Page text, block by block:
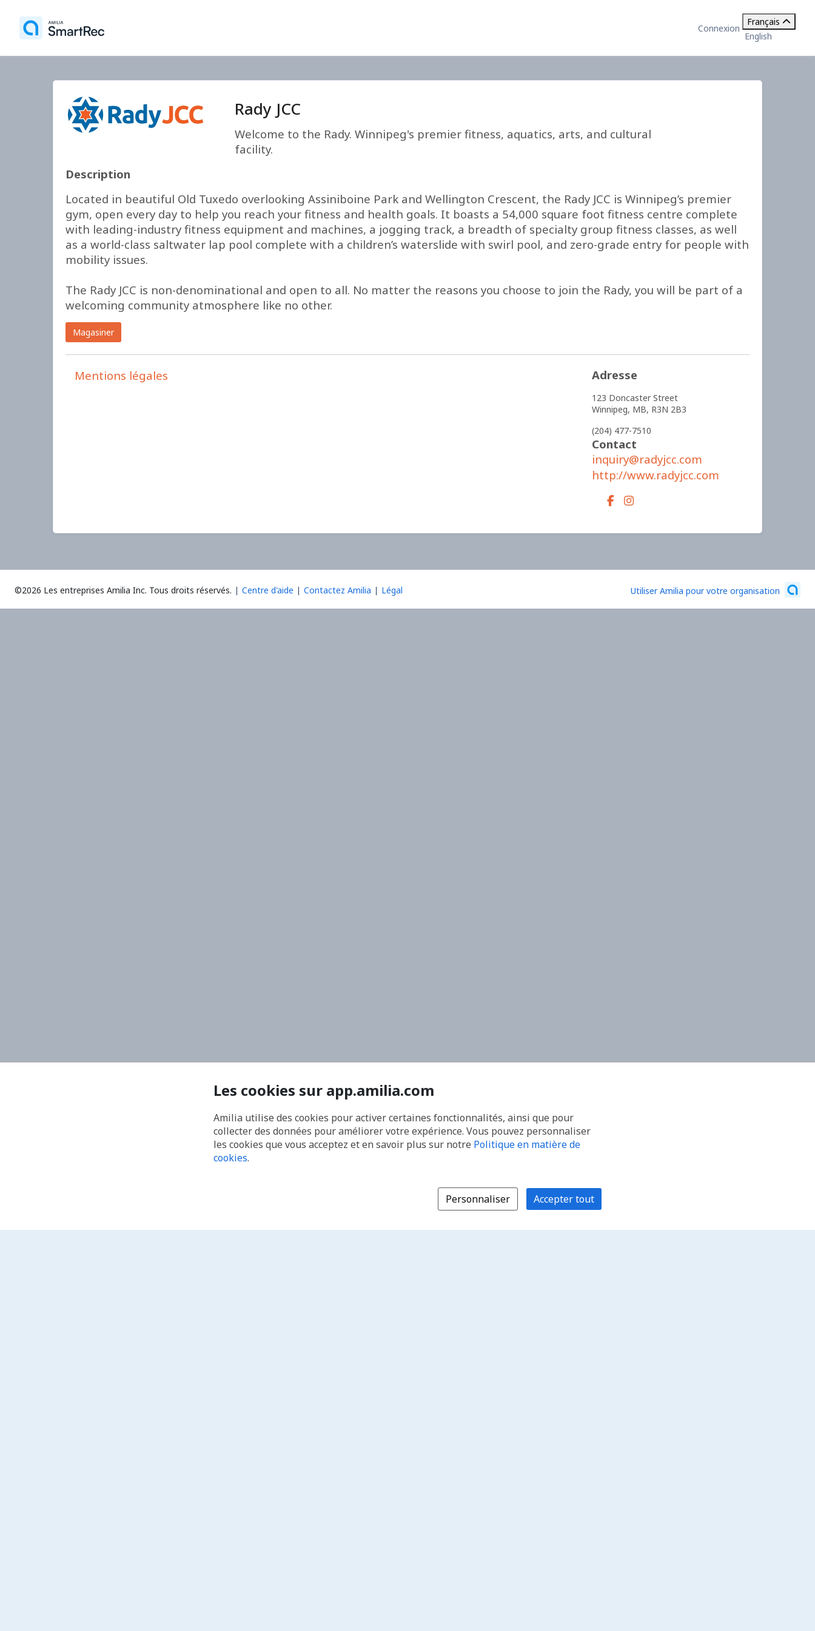
Connexion
Français
English
Rady JCC
Welcome to the Rady. Winnipeg's premier fitness, aquatics, arts, and cultural
facility.
Description
Located in beautiful Old Tuxedo overlooking Assiniboine Park and Wellington Crescent, the Rady JCC is Winnipeg’s premier
gym, open every day to help you reach your fitness and health goals. It boasts a 54,000 square foot fitness centre complete
with leading-industry fitness equipment and machines, a jogging track, a breadth of specialty group fitness classes, as well
as a world-class saltwater lap pool complete with a children’s waterslide with swirl pool, and zero-grade entry for people with
mobility issues.
The Rady JCC is non-denominational and open to all. No matter the reasons you choose to join the Rady, you will be part of a
welcoming community atmosphere like no other.
Magasiner
Mentions légales Adresse
123 Doncaster Street
Winnipeg, MB, R3N 2B3
(204) 477-7510
Contact
inquiry@radyjcc.com
http://www.radyjcc.com
©2026 Les entreprises Amilia Inc. Tous droits réservés. Centre d'aide Contactez Amilia Légal Utiliser Amilia pour votre organisation
Les cookies sur app.amilia.com
Amilia utilise des cookies pour activer certaines fonctionnalités, ainsi que pour
collecter des données pour améliorer votre expérience. Vous pouvez personnaliser
les cookies que vous acceptez et en savoir plus sur notre Politique en matière de
cookies.
Personnaliser Accepter tout